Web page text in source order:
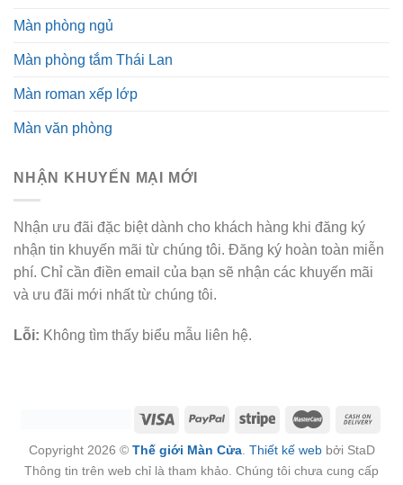
Màn phòng ngủ
Màn phòng tắm Thái Lan
Màn roman xếp lớp
Màn văn phòng
NHẬN KHUYẾN MẠI MỚI
Nhận ưu đãi đặc biệt dành cho khách hàng khi đăng ký
nhận tin khuyến mãi từ chúng tôi. Đăng ký hoàn toàn miễn
phí. Chỉ cần điền email của bạn sẽ nhận các khuyến mãi
và ưu đãi mới nhất từ chúng tôi.
Lỗi: Không tìm thấy biểu mẫu liên hệ.
Copyright 2026 © Thế giới Màn Cửa. Thiết kế webbởi StaD
Thông tin trên web chỉ là tham khảo. Chúng tôi chưa cung cấp